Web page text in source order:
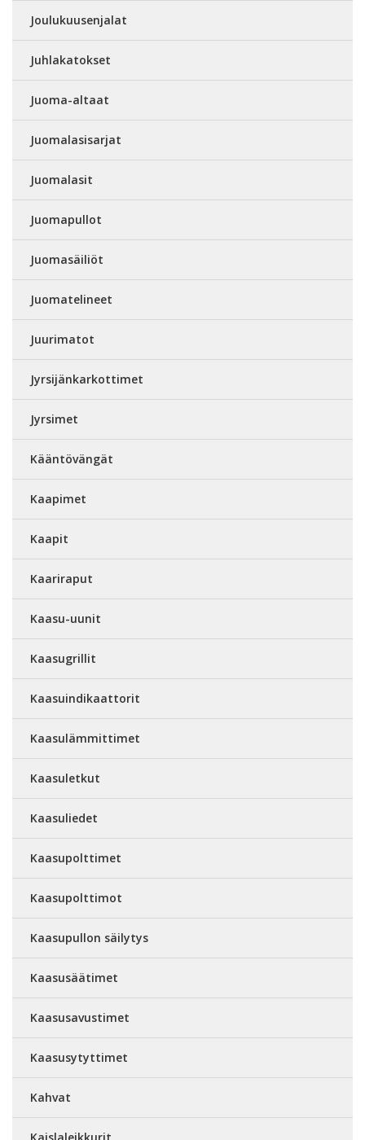
Joulukuusenjalat
Juhlakatokset
Juoma-altaat
Juomalasisarjat
Juomalasit
Juomapullot
Juomasäiliöt
Juomatelineet
Juurimatot
Jyrsijänkarkottimet
Jyrsimet
Kääntövängät
Kaapimet
Kaapit
Kaariraput
Kaasu-uunit
Kaasugrillit
Kaasuindikaattorit
Kaasulämmittimet
Kaasuletkut
Kaasuliedet
Kaasupolttimet
Kaasupolttimot
Kaasupullon säilytys
Kaasusäätimet
Kaasusavustimet
Kaasusytyttimet
Kahvat